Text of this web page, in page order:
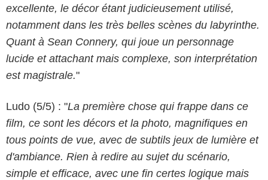
excellente, le décor étant judicieusement utilisé,
notamment dans les très belles scènes du labyrinthe.
Quant à Sean Connery, qui joue un personnage
lucide et attachant mais complexe, son interprétation
est magistrale."
Ludo (5/5) : "La première chose qui frappe dans ce
film, ce sont les décors et la photo, magnifiques en
tous points de vue, avec de subtils jeux de lumière et
d'ambiance. Rien à redire au sujet du scénario,
simple et efficace, avec une fin certes logique mais